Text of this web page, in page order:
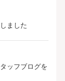
ました
ッフブログを